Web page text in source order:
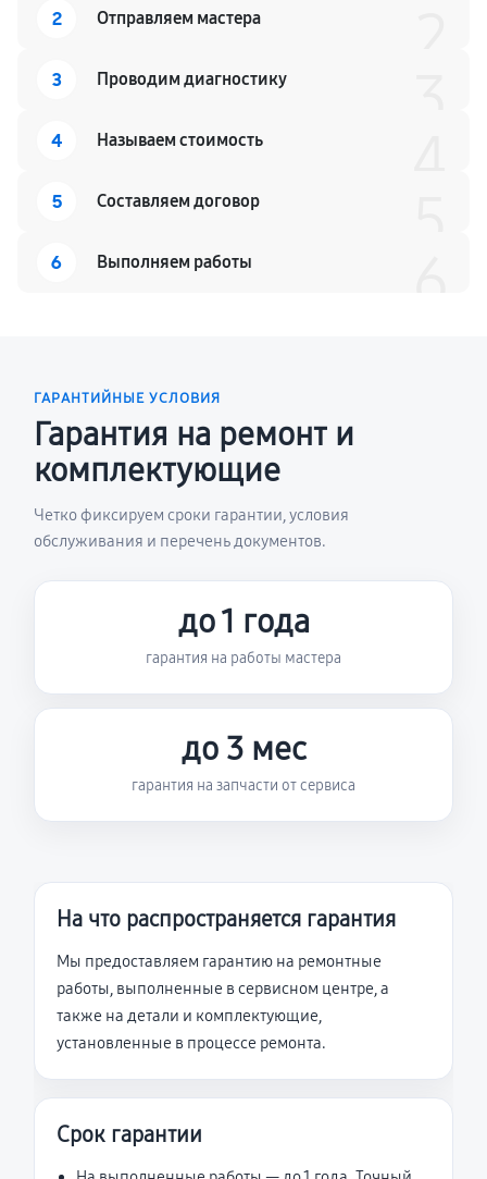
2 Отправляем мастера
3 Проводим диагностику
4 Называем стоимость
5 Составляем договор
6 Выполняем работы
ГАРАНТИЙНЫЕ УСЛОВИЯ
Гарантия на ремонт и
комплектующие
Четко фиксируем сроки гарантии, условия
обслуживания и перечень документов.
до 1 года
гарантия на работы мастера
до 3 мес
гарантия на запчасти от сервиса
На что распространяется гарантия
Мы предоставляем гарантию на ремонтные
работы, выполненные в сервисном центре, а
также на детали и комплектующие,
установленные в процессе ремонта.
Срок гарантии